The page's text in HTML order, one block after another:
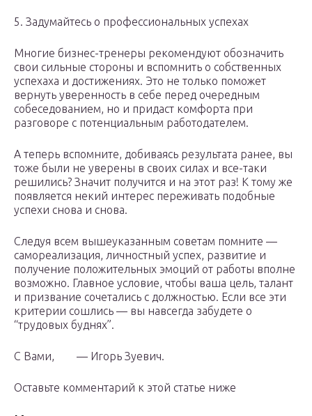
5. Задумайтесь о профессиональных успехах
Многие бизнес-тренеры рекомендуют обозначить
свои сильные стороны и вспомнить о собственных
успехаха и достижениях. Это не только поможет
вернуть уверенность в себе перед очередным
собеседованием, но и придаст комфорта при
разговоре с потенциальным работодателем.
А теперь вспомните, добиваясь результата ранее, вы
тоже были не уверены в своих силах и все-таки
решились? Значит получится и на этот раз! К тому же
появляется некий интерес переживать подобные
успехи снова и снова.
Следуя всем вышеуказанным советам помните —
самореализация, личностный успех, развитие и
получение положительных эмоций от работы вполне
возможно. Главное условие, чтобы ваша цель, талант
и призвание сочетались с должностью. Если все эти
критерии сошлись — вы навсегда забудете о
“трудовых буднях”.
С Вами, — Игорь Зуевич.
Оставьте комментарий к этой статье ниже